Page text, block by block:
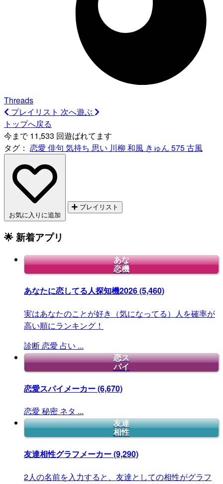
Threads
プレイリスト 次へ遊ぶ
トップへ戻る
今まで 11,533 回遊ばれてます
タグ： 恋愛 俳句 気持ち 思い 川柳 和風 きゅん 575古風
お気に入りに追加
プレイリスト
🌟 新着アプリ
あな
恋機
あなたに恋してる人探知機2026(5,460)
実はあなたのことが好き（気になってる）人を確率が
高い順にランキング！
診断恋愛 占い ...
恋ス
パイ
恋愛スパイメーカー(6,670)
恋愛 秘密 ネタ ...
友達
相性
友達相性グラフメーカー(9,290)
2人の名前を入力すると、友達としての相性がグラフ